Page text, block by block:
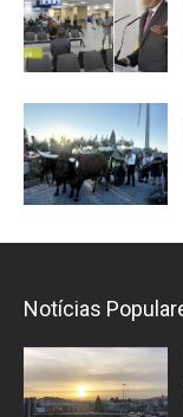
Notícias